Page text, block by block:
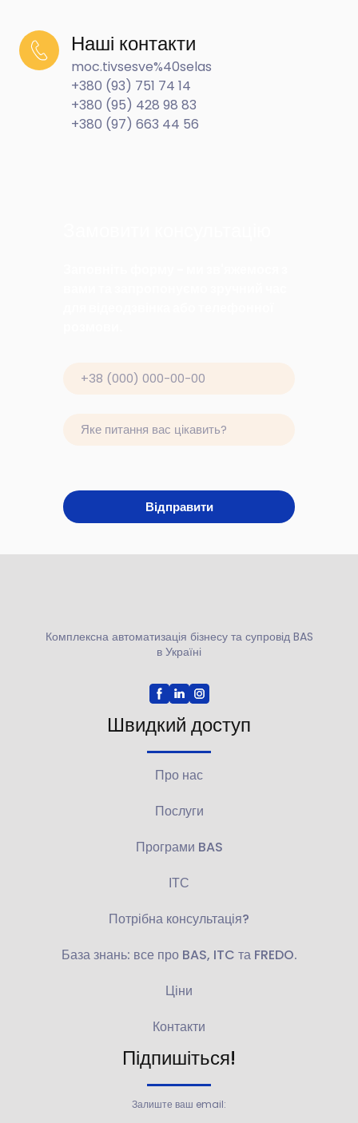
Наші контакти
moc.tivsesve%40selas
+380 (93) 751 74 14
+380 (95) 428 98 83
+380 (97) 663 44 56
Відправити
Комплексна автоматизація бізнесу та супровід BAS
в Україні
Швидкий доступ
Про нас
Послуги
Програми BAS
ІТС
Потрібна консультація?
База знань: все про BAS, ITC та FREDO.
Ціни
Контакти
Підпишіться!
Залиште ваш email: